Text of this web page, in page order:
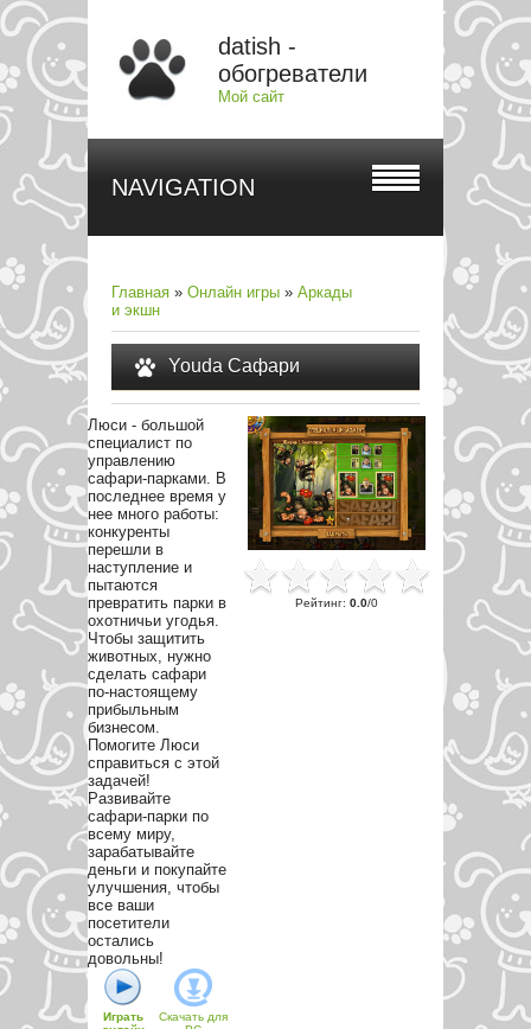
datish -
обогреватели
Мой сайт
NAVIGATION
Главная » Онлайн игры » Аркады
и экшн
Youda Сафари
Люси - большой
специалист по
управлению
сафари-парками. В
последнее время у
нее много работы:
конкуренты
перешли в
наступление и
пытаются
превратить парки в
охотничьи угодья.
Чтобы защитить
животных, нужно
сделать сафари
по-настоящему
прибыльным
бизнесом.
Помогите Люси
справиться с этой
задачей!
Развивайте
сафари-парки по
всему миру,
зарабатывайте
деньги и покупайте
улучшения, чтобы
все ваши
посетители
остались
довольны!
Играть
Скачать для
Рейтинг: 0.0/0